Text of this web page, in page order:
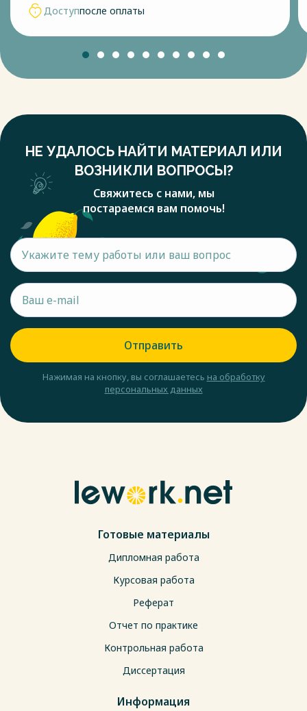
Доступпосле оплаты
НЕ УДАЛОСЬ НАЙТИ МАТЕРИАЛ ИЛИ
ВОЗНИКЛИ ВОПРОСЫ?
Свяжитесь с нами, мы
постараемся вам помочь!
Отправить
Нажимая на кнопку, вы соглашаетесь на обработку
персональных данных
Готовые материалы
Дипломная работа
Курсовая работа
Реферат
Отчет по практике
Контрольная работа
Диссертация
Информация